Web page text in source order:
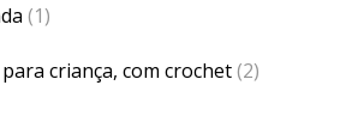
(1)
criança, com crochet(2)